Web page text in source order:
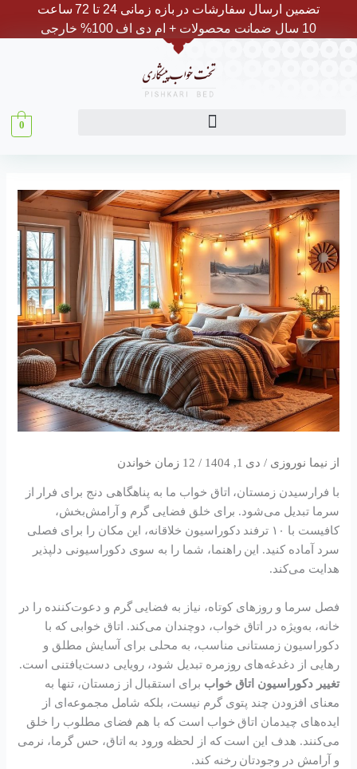
تضمین ارسال سفارشات در بازه زمانی 24 تا 72 ساعت
10 سال ضمانت محصولات + ام دی اف 100% خارجی
0
از نیما نوروزی / دی 1, 1404 /
با فرارسیدن زمستان، اتاق خواب ما به پناهگاهی دنج برای فرار از
سرما تبدیل می‌شود. برای خلق فضایی گرم و آرامش‌بخش،
کافیست با ۱۰ ترفند دکوراسیون خلاقانه، این مکان را برای فصلی
سرد آماده کنید. این راهنما، شما را به سوی دکوراسیونی دلپذیر
هدایت می‌کند.
فصل سرما و روزهای کوتاه، نیاز به فضایی گرم و دعوت‌کننده را در
خانه، به‌ویژه در اتاق خواب، دوچندان می‌کند. اتاق خوابی که با
دکوراسیون زمستانی مناسب، به محلی برای آسایش مطلق و
رهایی از دغدغه‌های روزمره تبدیل شود، رویایی دست‌یافتنی است.
تغییر دکوراسیون اتاق خواب برای استقبال از زمستان، تنها به
معنای افزودن چند پتوی گرم نیست، بلکه شامل مجموعه‌ای از
ایده‌های چیدمان اتاق خواب است که با هم فضای مطلوب را خلق
می‌کنند. هدف این است که از لحظه ورود به اتاق، حس گرما، نرمی
و آرامش در وجودتان رخنه کند.